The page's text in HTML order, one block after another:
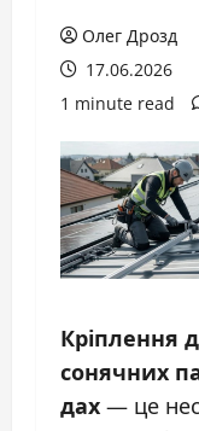
Олег Дрозд
17.06.2026
1 minute read
Кріплення
сонячних
дах — це